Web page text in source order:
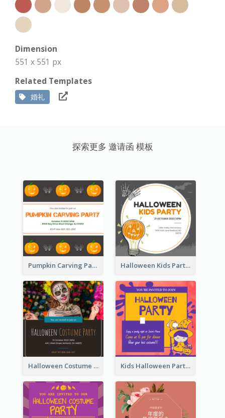
Dimension
551 x 551 px
Related Templates
婚礼
探索更多 邀请函 模板
Pumpkin Carving Party Invitation Halloween Kids Party Invitation
Halloween Costume Party Invitation Kids Halloween Party Invitation